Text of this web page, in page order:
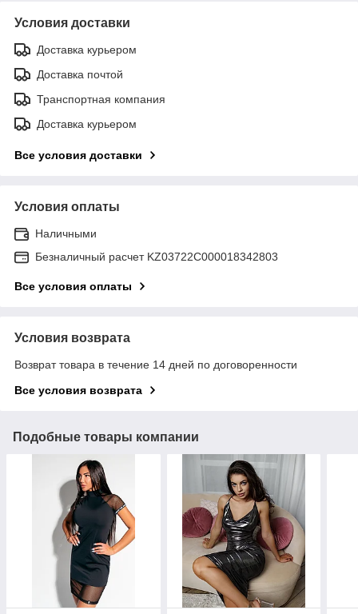
Условия доставки
Доставка курьером
Доставка почтой
Транспортная компания
Доставка курьером
Все условия доставки
Условия оплаты
Наличными
Безналичный расчет KZ03722C000018342803
Все условия оплаты
Условия возврата
Возврат товара в течение 14 дней по договоренности
Все условия возврата
Подобные товары компании